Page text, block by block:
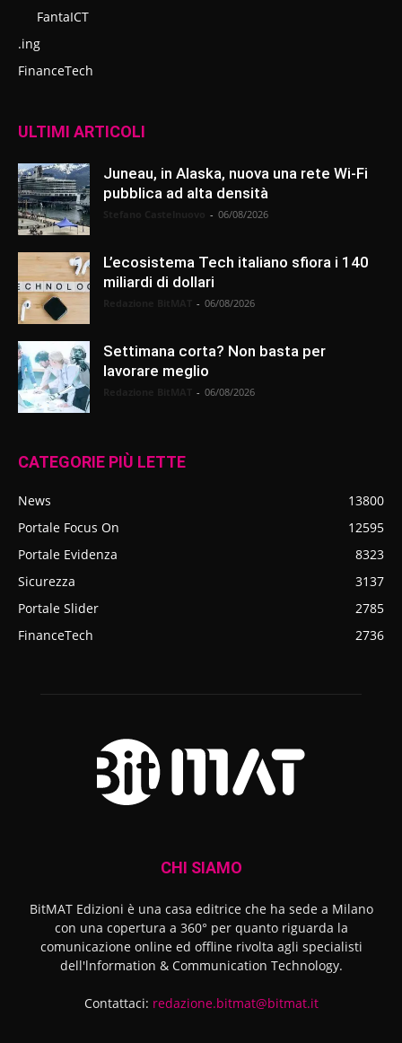
FantaICT
.ing
FinanceTech
ULTIMI ARTICOLI
Juneau, in Alaska, nuova una rete Wi-Fi
pubblica ad alta densità
- 06/08/2026
L’ecosistema Tech italiano sfiora i 140
miliardi di dollari
- 06/08/2026
Settimana corta? Non basta per
lavorare meglio
- 06/08/2026
CATEGORIE PIÙ LETTE
News
13800
Portale Focus On
12595
Portale Evidenza
8323
Sicurezza
3137
Portale Slider
2785
FinanceTech
2736
CHI SIAMO
BitMAT Edizioni è una casa editrice che ha sede a Milano
con una copertura a 360° per quanto riguarda la
comunicazione online ed offline rivolta agli specialisti
dell'lnformation & Communication Technology.
Contattaci: redazione.bitmat@bitmat.it